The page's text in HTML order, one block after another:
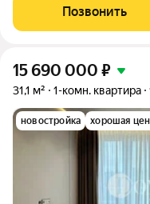
решение по выгодной
Предлагается комфортная
Позвонить
15 690 000 ₽
31,1 м² 1-комн. квартира
новостройка хорошая